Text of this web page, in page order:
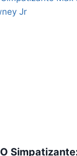
O